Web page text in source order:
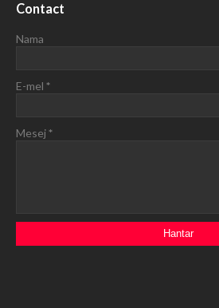
Contact
Nama
E-mel *
Mesej*